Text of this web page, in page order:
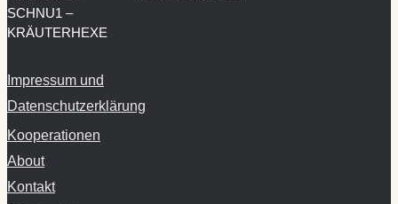
SCHNU1 –
KRÄUTERHEXE
Impressum und
Datenschutzerklärung
Kooperationen
About
Kontakt